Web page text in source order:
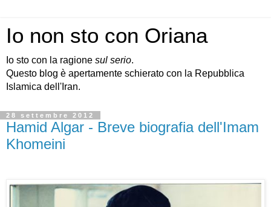
Io non sto con Oriana
Io sto con la ragione sul serio.
Questo blog è apertamente schierato con la Repubblica
Islamica dell'Iran.
28 settembre 2012
Hamid Algar - Breve biografia dell'Imam
Khomeini